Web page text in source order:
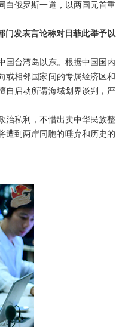
白俄罗斯一道，以两国元首重
门发表言论称对日菲此举予以
国台湾岛以东。根据中国国内
或相邻国家间的专属经济区和
自启动所谓海域划界谈判，严
治私利，不惜出卖中华民族整
遭到两岸同胞的唾弃和历史的